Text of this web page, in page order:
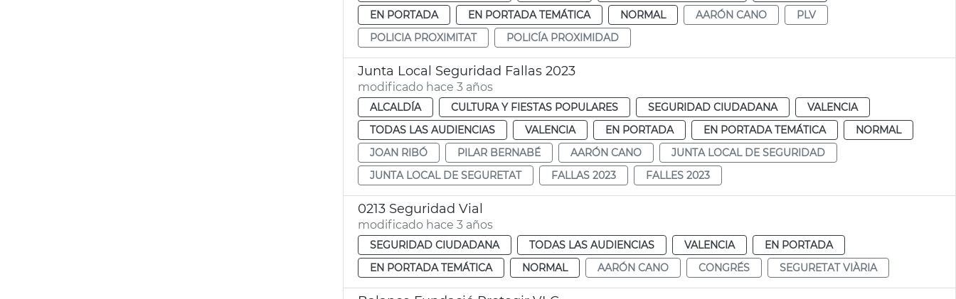
EN PORTADA
EN PORTADA TEMÁTICA NORMAL AARÓN CANO
PLV
POLICIA PROXIMITAT
POLICÍA PROXIMIDAD
Junta Local Seguridad Fallas 2023
modificado hace 3 años
ALCALDÍA CULTURA Y FIESTAS POPULARES SEGURIDAD CIUDADANA
VALENCIA
TODAS LAS AUDIENCIAS
VALENCIA EN PORTADA EN PORTADA TEMÁTICA
NORMAL
JOAN RIBÓ
PILAR BERNABÉ AARÓN CANO
JUNTA LOCAL DE SEGURIDAD
JUNTA LOCAL DE SEGURETAT
FALLAS 2023 FALLES 2023
0213 Seguridad Vial
modificado hace 3 años
SEGURIDAD CIUDADANA TODAS LAS AUDIENCIAS VALENCIA
EN PORTADA
EN PORTADA TEMÁTICA
NORMAL AARÓN CANO CONGRÉS SEGURETAT VIÀRIA